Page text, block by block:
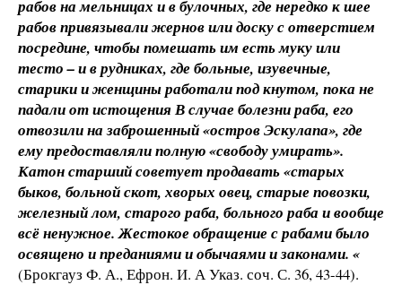
рабов на мельницах и в булочных, где нередко к шее
рабов привязывали жернов или доску с отверстием
посредине, чтобы помешать им есть муку или
тесто – и в рудниках, где больные, изувечные,
старики и женщины работали под кнутом, пока не
падали от истощения В случае болезни раба, его
отвозили на заброшенный «остров Эскулапа», где
ему предоставляли полную «свободу умирать».
Катон старший советует продавать «старых
быков, больной скот, хворых овец, старые повозки,
железный лом, старого раба, больного раба и вообще
всё ненужное. Жестокое обращение с рабами было
освящено и преданиями и обычаями и законами. «
(Брокгауз Ф. А., Ефрон. И. А Указ. соч. С. 36, 43-44).